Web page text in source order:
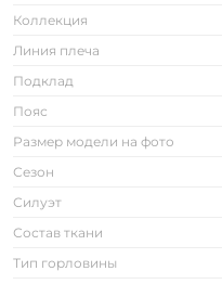
Коллекция
Линия плеча
Подклад
Пояс
Размер модели на фото
Сезон
Силуэт
Состав ткани
Тип горловины